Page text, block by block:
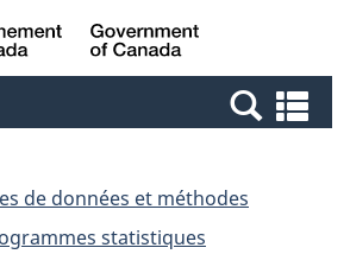
Passer
au
Passer
à
Canada
et
de données et méthodes
statistiques